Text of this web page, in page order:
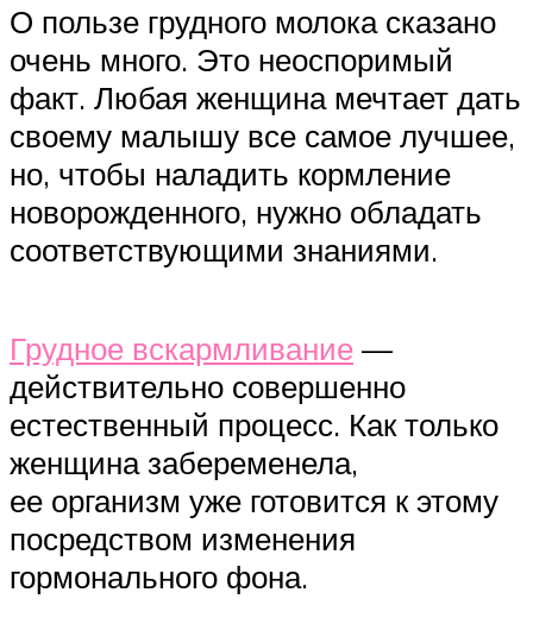
О пользе грудного молока сказано
очень много. Это неоспоримый
факт. Любая женщина мечтает дать
своему малышу все самое лучшее,
но, чтобы наладить кормление
новорожденного, нужно обладать
соответствующими знаниями.
Грудное вскармливание —
действительно совершенно
естественный процесс. Как только
женщина забеременела,
ее организм уже готовится к этому
посредством изменения
гормонального фона.